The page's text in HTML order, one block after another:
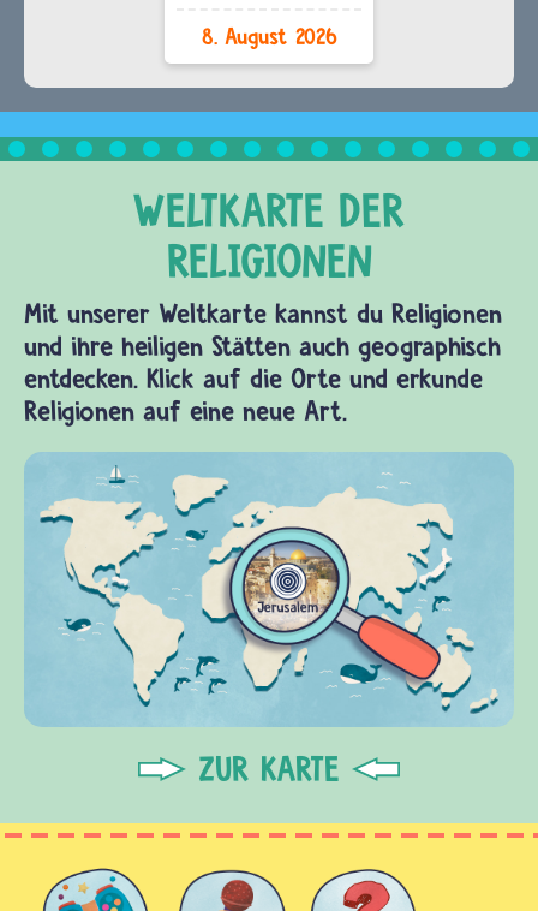
8. August 2026
Mit unserer Weltkarte kannst du Religionen
und ihre heiligen Stätten auch geographisch
entdecken. Klick auf die Orte und erkunde
Religionen auf eine neue Art.
ZUR KARTE